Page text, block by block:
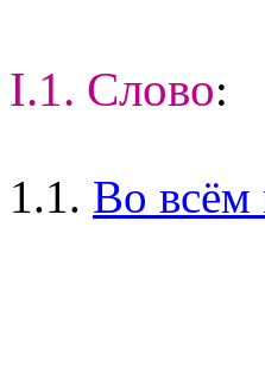
I.1. Слово:
1.1. Во всём